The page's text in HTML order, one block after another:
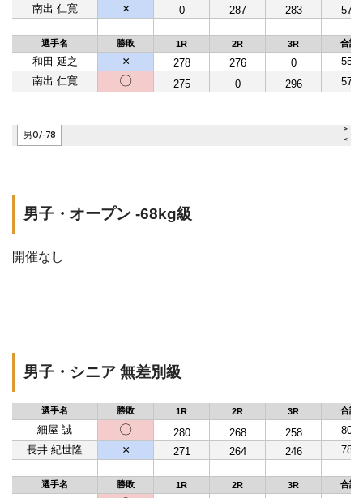
男子・オープン -68kg級
開催なし
男子・シニア 無差別級